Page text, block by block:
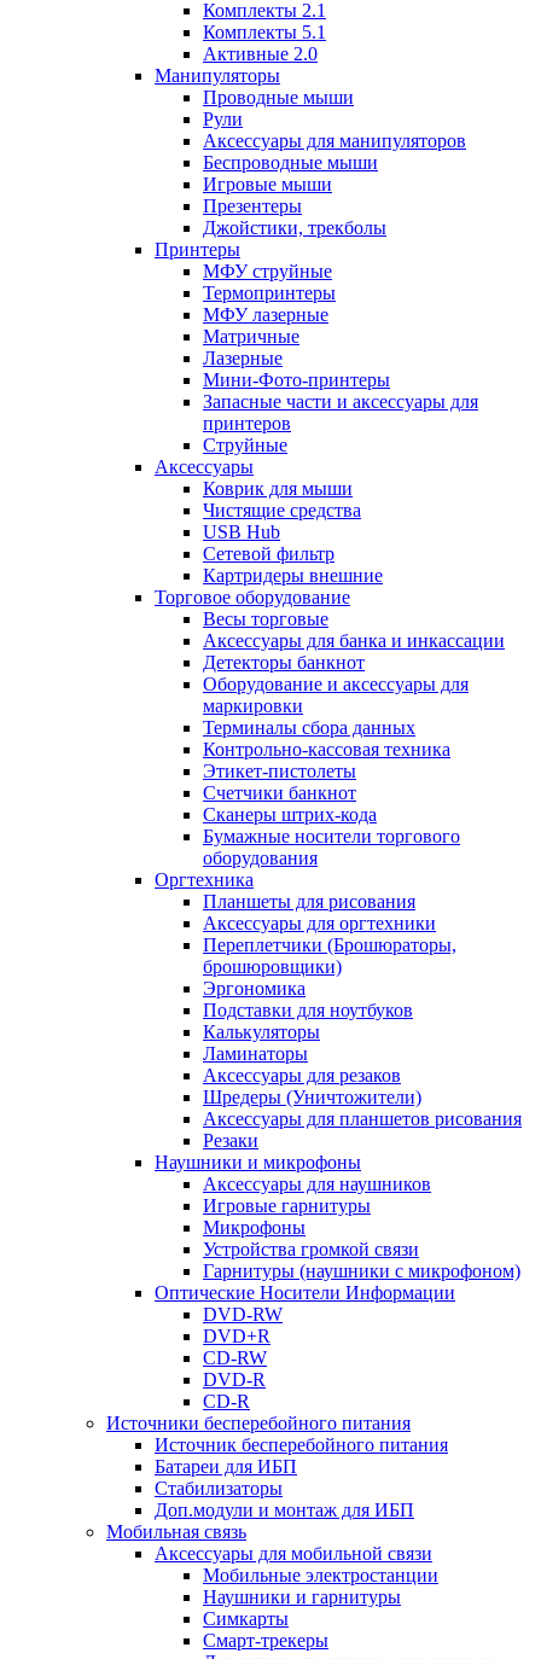
Комплекты 2.1
Комплекты 5.1
Активные 2.0
Манипуляторы
Проводные мыши
Рули
Аксессуары для манипуляторов
Беспроводные мыши
Игровые мыши
Презентеры
Джойстики, трекболы
Принтеры
МФУ струйные
Термопринтеры
МФУ лазерные
Матричные
Лазерные
Мини-Фото-принтеры
Запасные части и аксессуары для
принтеров
Струйные
Аксессуары
Коврик для мыши
Чистящие средства
USB Hub
Сетевой фильтр
Картридеры внешние
Торговое оборудование
Весы торговые
Аксессуары для банка и инкассации
Детекторы банкнот
Оборудование и аксессуары для
маркировки
Терминалы сбора данных
Контрольно-кассовая техника
Этикет-пистолеты
Счетчики банкнот
Сканеры штрих-кода
Бумажные носители торгового
оборудования
Оргтехника
Планшеты для рисования
Аксессуары для оргтехники
Переплетчики (Брошюраторы,
брошюровщики)
Эргономика
Подставки для ноутбуков
Калькуляторы
Ламинаторы
Аксессуары для резаков
Шредеры (Уничтожители)
Аксессуары для планшетов рисования
Резаки
Наушники и микрофоны
Аксессуары для наушников
Игровые гарнитуры
Микрофоны
Устройства громкой связи
Гарнитуры (наушники с микрофоном)
Оптические Носители Информации
DVD-RW
DVD+R
CD-RW
DVD-R
CD-R
Источники бесперебойного питания
Источник бесперебойного питания
Батареи для ИБП
Стабилизаторы
Доп.модули и монтаж для ИБП
Мобильная связь
Аксессуары для мобильной связи
Мобильные электростанции
Наушники и гарнитуры
Симкарты
Смарт-трекеры